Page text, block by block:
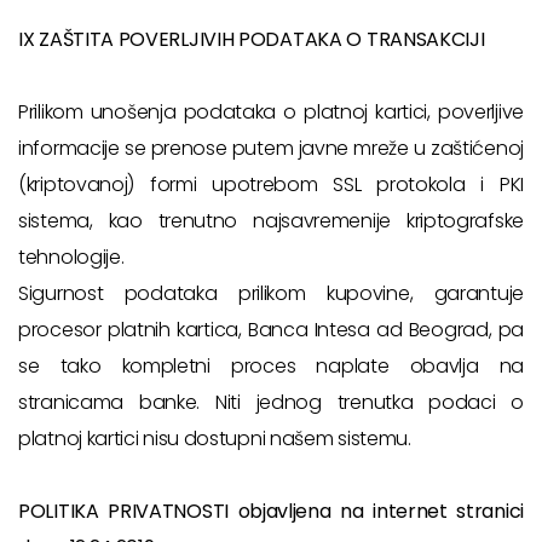
IX ZAŠTITA POVERLJIVIH PODATAKA O TRANSAKCIJI
Prilikom unošenja podataka o platnoj kartici, poverljive
informacije se prenose putem javne mreže u zaštićenoj
(kriptovanoj) formi upotrebom SSL protokola i PKI
sistema, kao trenutno najsavremenije kriptografske
tehnologije.
Sigurnost podataka prilikom kupovine, garantuje
procesor platnih kartica, Banca Intesa ad Beograd, pa
se tako kompletni proces naplate obavlja na
stranicama banke. Niti jednog trenutka podaci o
platnoj kartici nisu dostupni našem sistemu.
POLITIKA PRIVATNOSTI objavljena na internet stranici